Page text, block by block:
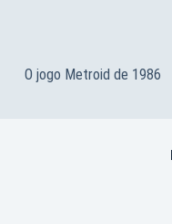
O jogo Metroid de 1986